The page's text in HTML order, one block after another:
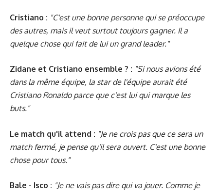
Cristiano : "C'est une bonne personne qui se préoccupe
des autres, mais il veut surtout toujours gagner. Il a
quelque chose qui fait de lui un grand leader."
Zidane et Cristiano ensemble ? : "Si nous avions été
dans la même équipe, la star de l'équipe aurait été
Cristiano Ronaldo parce que c'est lui qui marque les
buts."
Le match qu'il attend : "Je ne crois pas que ce sera un
match fermé, je pense qu'il sera ouvert. C'est une bonne
chose pour tous."
Bale - Isco : "Je ne vais pas dire qui va jouer. Comme je